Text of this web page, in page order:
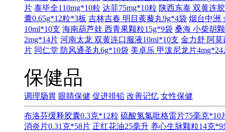
片 泰毕全110mg*10粒 达菲75mg*10粒 陕西东泰 双黄连
囊0.65g*12粒*3板 吉林吉春 明目蒺藜丸9g*4袋 烟台中洲
10ml*10支 海南葫芦娃 西青果颗粒15g*9袋 桑海 小柴胡
2mg*14片 河南太龙 双黄连口服液10ml*10支 金力舒 阿莫
片 同仁堂 防风通圣丸6g*10袋 美卓乐 甲泼尼龙片4mg*24
保健品
调理肠胃 眼睛保健 促进排铅 改善记忆 女性保健
布洛芬缓释胶囊0.3克*12粒 硫酸氢氯吡格雷片75毫克*10
消炎片0.31克*58片 正红花油25毫升 养心生脉颗粒14克*9